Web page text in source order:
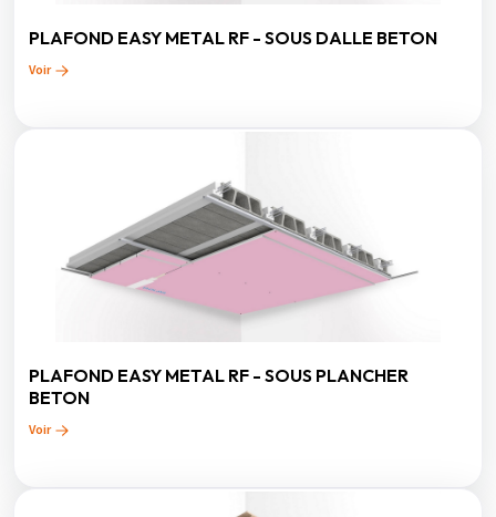
PLAFOND EASY METAL RF - SOUS DALLE BETON
Voir
PLAFOND EASY METAL RF - SOUS PLANCHER
BETON
Voir